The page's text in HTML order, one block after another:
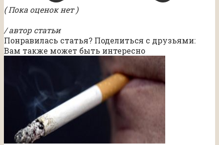
( Пока оценок нет )
/ автор статьи
Понравилась статья? Поделиться с друзьями:
Вам также может быть интересно